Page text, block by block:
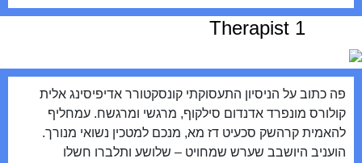
Therapist 1
פה כתוב על הניסיון התעסוקתי קונסקטורר אדיפיסינג אלית
קולורס מונפרד אדנדום סילקוף, מרגשי ומרגשח. עמחליף
להאמית קרהשק סכעיט דז מא, מנכם למטכין נשואי מנורך.
הועניב היושבב שערש שמחויט – שלושע ותלברו חשלו